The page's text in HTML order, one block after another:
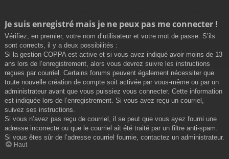
Je suis enregistré mais je ne peux pas me connecter !
Vérifiez, en premier, votre nom d’utilisateur et votre mot de passe. S’ils
sont corrects, il y a deux possibilités :
Si la gestion COPPA est active et si vous avez indiqué avoir moins de 13
ans lors de l’enregistrement, alors vous devrez suivre les instructions
reçues par courriel. Certains forums peuvent également nécessiter que
toute nouvelle création de compte soit activée par vous-même ou par un
administrateur avant que vous puissiez vous connecter. Cette information
est indiquée lors de l’enregistrement. Si vous avez reçu un courriel,
suivez ses instructions.
Si vous n’avez pas reçu de courriel, il se peut que vous ayez fourni une
adresse incorrecte ou que le courriel ait été traité par un filtre anti-spam.
Si vous êtes sûr de l’adresse courriel fournie, contactez un administrateur.
Haut